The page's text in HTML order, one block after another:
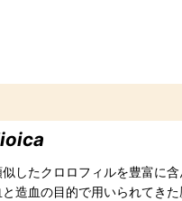
したクロロフィルを豊富に含
造血の目的で用いられてきた